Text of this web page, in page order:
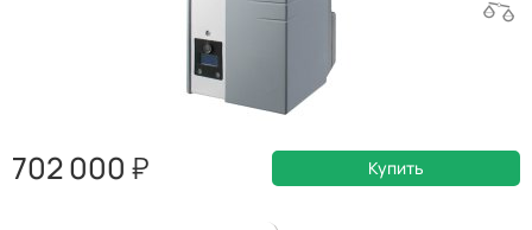
702 000 Купить